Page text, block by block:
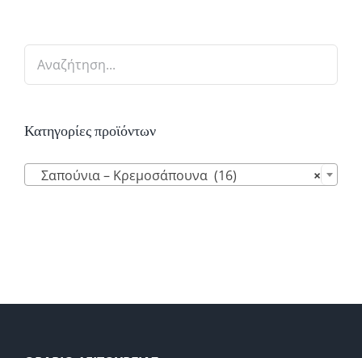
Κατηγορίες προϊόντων
×
Σαπούνια – Κρεμοσάπουνα (16)